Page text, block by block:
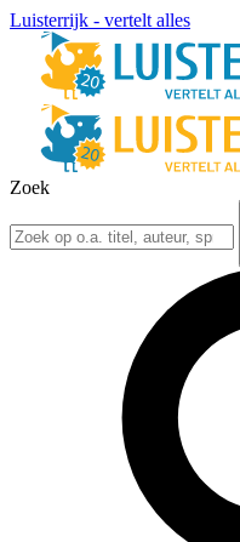
Luisterrijk - vertelt alles
Zoek